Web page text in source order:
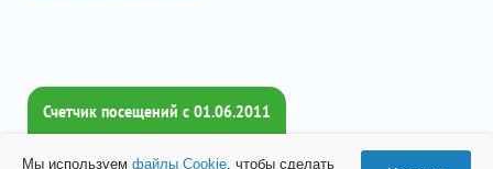
Счетчик посещений c 01.06.2011
Всего посетителей:
Мы используем файлы Cookie, чтобы сделать